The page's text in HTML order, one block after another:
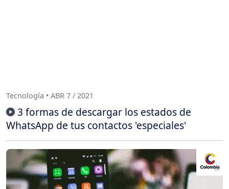
Tecnología • ABR 7 / 2021
3 formas de descargar los estados de
WhatsApp de tus contactos 'especiales'